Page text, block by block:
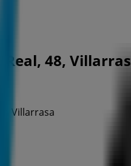
48,
Villarrasa